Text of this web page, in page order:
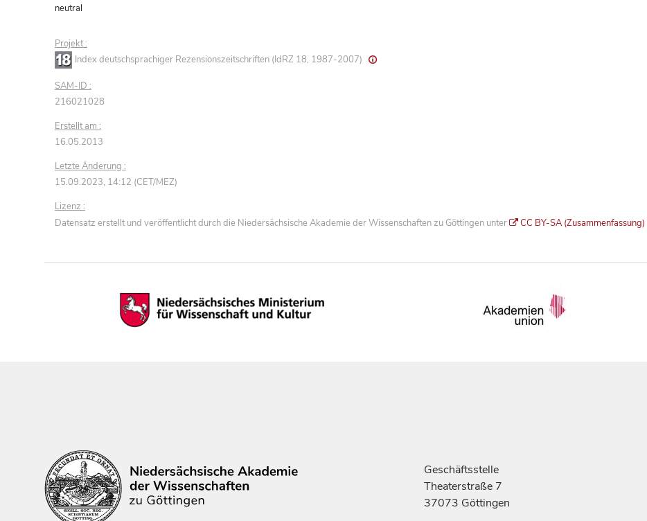
neutral
Projekt :
Index deutschsprachiger Rezensionszeitschriften (IdRZ 18, 1987-2007)
SAM-ID :
216021028
Erstellt am :
16.05.2013
Letzte Änderung :
15.09.2023, 14:12 (CET/MEZ)
Lizenz :
Datensatz erstellt und veröffentlicht durch die Niedersächsische Akademie der Wissenschaften zu Göttingen unter
CC BY-SA (Zusammenfassung)
Geschäftsstelle
Theaterstraße 7
37073 Göttingen